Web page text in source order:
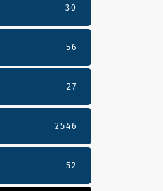
30
56
27
2546
52